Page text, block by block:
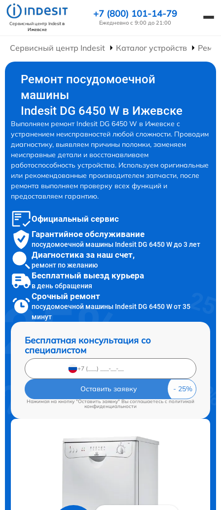
Сервисный центр Indesitв
Ижевске
+7 (800) 101-14-79
Ежедневно с 9:00 до 21:00
Сервисный центр Indesit Каталог устройств
Ремонт посудомоечной
машины
Indesit DG 6450 W в Ижевске
Выполняем ремонт Indesit DG 6450 W в Ижевске с
устранением неисправностей любой сложности. Проводим
диагностику, выявляем причины поломки, заменяем
неисправные детали и восстанавливаем
работоспособность устройства. Используем оригинальные
или рекомендованные производителем запчасти, после
ремонта выполняем проверку всех функций и
предоставляем гарантию.
Официальный сервис
Гарантийное обслуживание
посудомоечной машины Indesit DG 6450 W до 3 лет
Диагностика за наш счет,
ремонт по желанию
Бесплатный выезд курьера
в день обращения
Срочный ремонт
посудомоечной машины Indesit DG 6450 W от 35
минут
Бесплатная консультация со
специалистом
Оставить заявку
Нажимая на кнопку "Оставить заявку" Вы соглашаетесь cполитикой
конфиденциальности